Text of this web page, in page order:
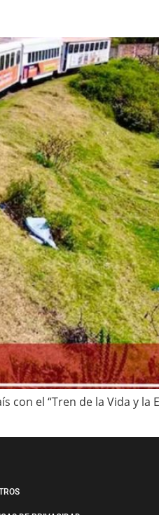
el “Tren de la Vida y la